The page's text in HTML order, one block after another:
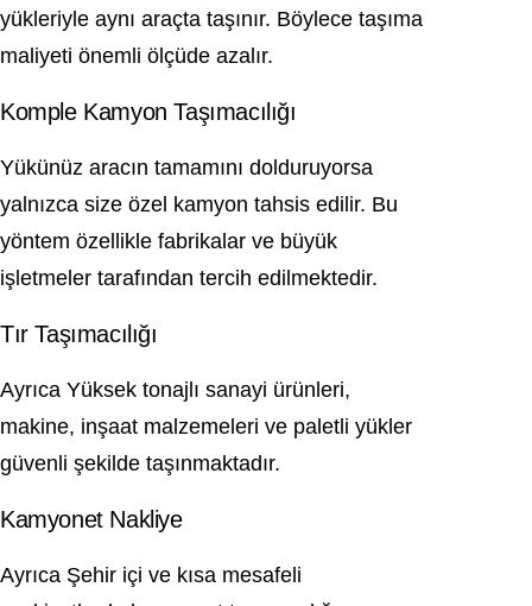
yükleriyle aynı araçta taşınır. Böylece taşıma
maliyeti önemli ölçüde azalır.
Komple Kamyon Taşımacılığı
Yükünüz aracın tamamını dolduruyorsa
yalnızca size özel kamyon tahsis edilir. Bu
yöntem özellikle fabrikalar ve büyük
işletmeler tarafından tercih edilmektedir.
Tır Taşımacılığı
Ayrıca Yüksek tonajlı sanayi ürünleri,
makine, inşaat malzemeleri ve paletli yükler
güvenli şekilde taşınmaktadır.
Kamyonet Nakliye
Ayrıca Şehir içi ve kısa mesafeli